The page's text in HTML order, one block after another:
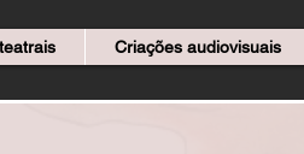
Criações audiovisuais